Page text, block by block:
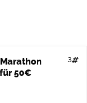
50€
3